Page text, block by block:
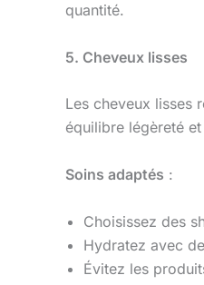
quantité.
5. Cheveux lisses
Les cheveux lisses
équilibre légèreté
Soins adaptés :
Choisissez des
Hydratez avec
Évitez les